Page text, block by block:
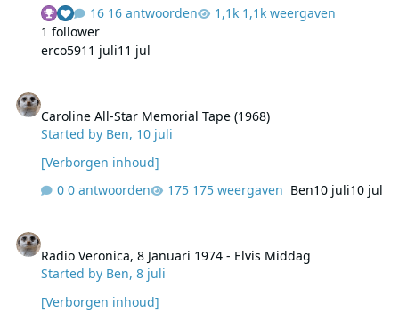
16 antwoorden
1,1k weergaven
1 follower
erco5911 juli11 jul
Caroline All-Star Memorial Tape (1968)
Started by Ben, 10 juli
[Verborgen inhoud]
0 antwoorden
175 weergaven Ben10 juli10 jul
Radio Veronica, 8 Januari 1974 - Elvis Middag
Started by Ben,8 juli
[Verborgen inhoud]